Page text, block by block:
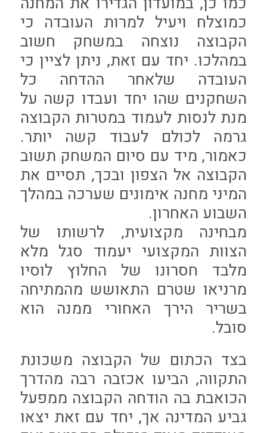
כמוצלח ויעיל למרות העובדה כי
הקבוצה נוצחה במשחק חשוב
במהלכו. יחד עם זאת, ניתן לציין כי
העובדה שלאחר ההדחה כל
השחקנים שהו יחד ועבדו קשה על
מנת לנסות לעמוד במטרות הקבוצה
גרמה לכולם לעבוד קשה יותר.
כאמור, מיד עם סיום המשחק תשוב
הקבוצה אל הצפון ובכך, תסיים את
המיני מחנה אימונים שערכה במהלך
השבוע האחרון.
מבחינה מקצועית, לרשותו של
הצוות המקצועי יעמוד סגל מלא
מלבד חסרונו של החלוץ לוסיו
מרניאו שטרם התאושש מהמתיחה
בשריר הירך האחורי ממנה הוא
סובל.
בצד הכתום של הקבוצה משכונת
התקווה, הביעו אכזבה רבה מהדרך
הכואבת בה הודחה הקבוצה ממפעל
גביע המדינה אך, יחד עם זאת יצאו